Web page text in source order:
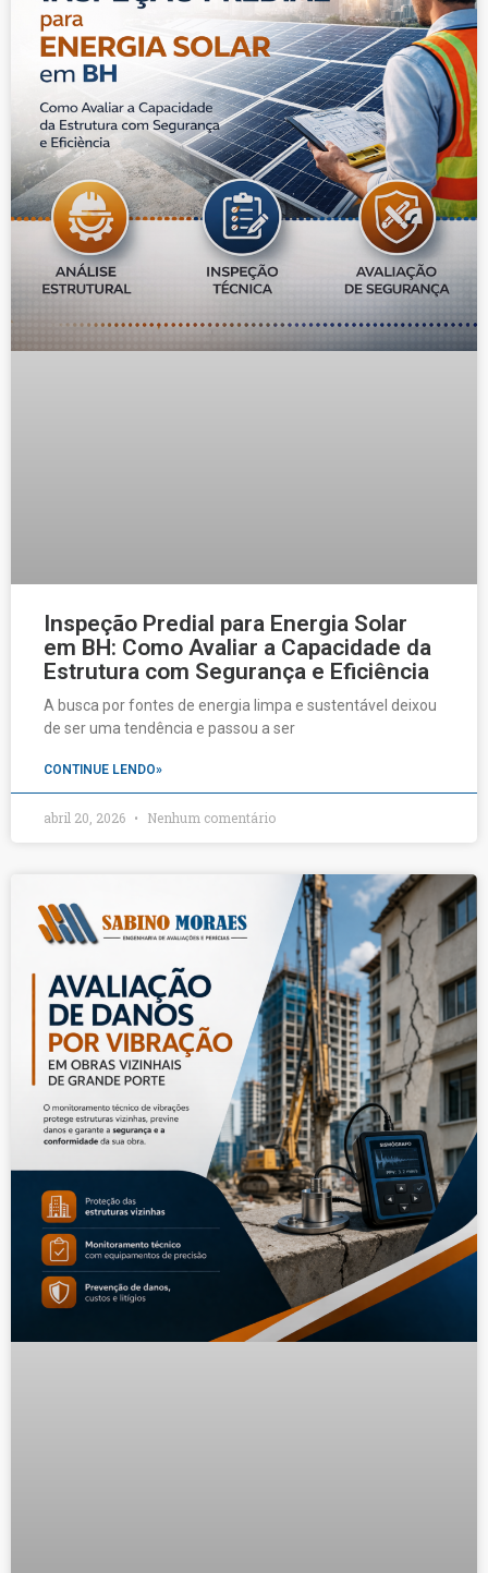
Inspeção Predial para Energia Solar
em BH: Como Avaliar a Capacidade da
Estrutura com Segurança e Eficiência
A busca por fontes de energia limpa e sustentável deixou
de ser uma tendência e passou a ser
CONTINUE LENDO»
abril 20, 2026 Nenhum comentário